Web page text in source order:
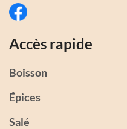
Accès rapide
Boisson
Épices
Salé